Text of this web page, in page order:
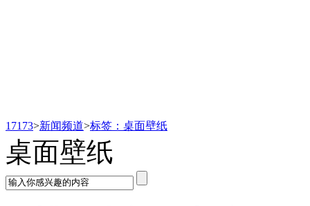
17173>新闻频道>标签：桌面壁纸
桌面壁纸